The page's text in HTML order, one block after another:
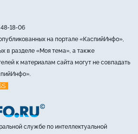
48-18-06
на портале «КаспийИнфо»,
в разделе «Моя тема», а также
к материалам сайта могут не совпадать
службе по интеллектуальной